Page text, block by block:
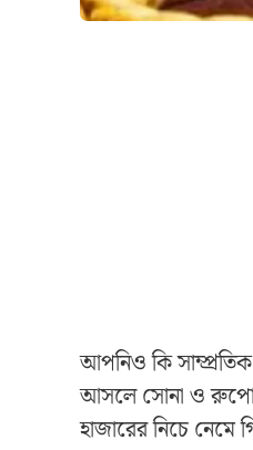
আপনিও কি
আসলে সোনা ও রুপোর
হাজারের নিচে